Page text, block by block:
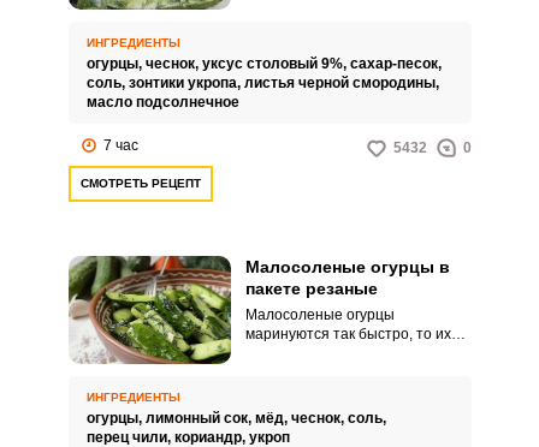
делать небольшими порциями
непосредственно для обеда или
ИНГРЕДИЕНТЫ
огурцы, чеснок, уксус столовый 9%, сахар-песок,
соль, зонтики укропа, листья черной смородины,
масло подсолнечное
7 час 5432 0
СМОТРЕТЬ РЕЦЕПТ
Малосоленые огурцы в
пакете резаные
Малосоленые огурцы
маринуются так быстро, то их
есть с картофелем и мясными
блюдами.
ИНГРЕДИЕНТЫ
огурцы, лимонный сок, мёд, чеснок, соль,
перец чили, кориандр, укроп
Забыли пароль?